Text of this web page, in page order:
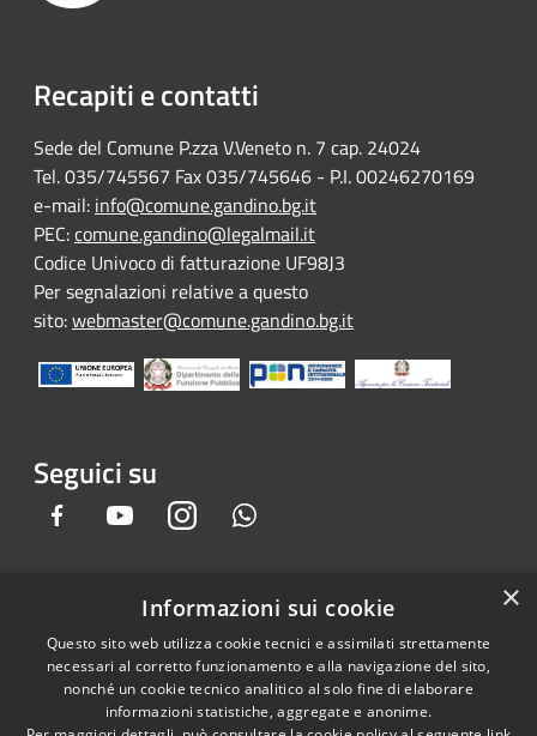
Recapiti e contatti
Sede del Comune P.zza V.Veneto n. 7 cap. 24024
Tel. 035/745567 Fax 035/745646 - P.I. 00246270169
e-mail: info@comune.gandino.bg.it
PEC:comune.gandino@legalmail.it
Codice Univoco di fatturazione UF98J3
Per segnalazioni relative a questo
sito:webmaster@comune.gandino.bg.it
Seguici su
Facebook YoutubeInstagram
Accessibilità
Privacy
Gandino • Powered by
Municipium•Accesso
redazione
×
Informazioni sui cookie
Questo sito web utilizza cookie tecnici e assimilati strettamente
necessari al corretto funzionamento e alla navigazione del sito,
nonché un cookie tecnico analitico al solo fine di elaborare
informazioni statistiche, aggregate e anonime.